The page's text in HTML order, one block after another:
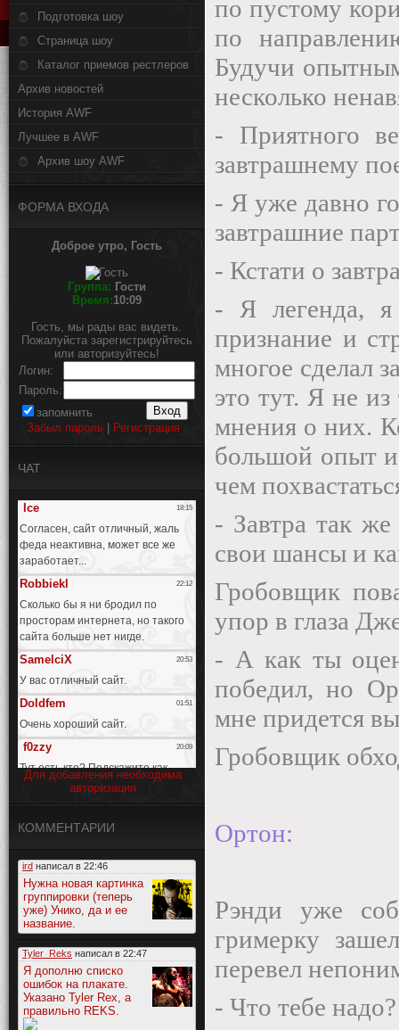
Подготовка шоу
Страница шоу
Каталог приемов рестлеров
Архив новостей
История AWF
Лучшее в AWF
Архив шоу AWF
ФОРМА ВХОДА
Доброе утро, Гость
Группа: Гости
Время:10:09
Гость, мы рады вас видеть.
Пожалуйста зарегистрируйтесь
или авторизуйтесь!
Логин:
Пароль:
запомнить
Забыл пароль
Регистрация
ЧАТ
Для добавления необходима
авторизация
КОММЕНТАРИИ
ird написал в 22:46
Нужна новая картинка
группировки (теперь
уже) Унико, да и ее
название.
Tyler_Reks написал в 22:47
Я дополню списко
ошибок на плакате.
Указано Tyler Rex, а
правильно REKS.
по пустому
по
Будучи
несколько
- Приятного
завтрашнему
- Я уже давно
завтрашние
- Кстати о
- Я легенда, я
признание и
многое сделал
это тут. Я не
мнения о них.
большой опыт и
чем
- Завтра так же
свои шансы и
Гробовщик
упор в глаза
- А как ты
победил, но
мне придется
Гробовщик
Ортон:
Рэнди уже
гримерку
перевел
- Что тебе надо?